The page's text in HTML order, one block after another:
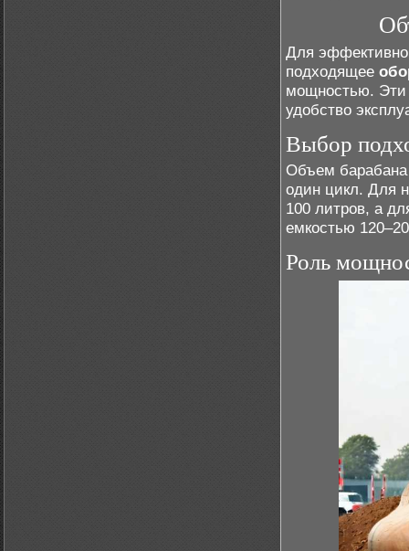
Для
подходящее
мощностью. Эти
удобство
Выбор
Объем барабана
один цикл. Для
100 литров, а
емкостью
Роль